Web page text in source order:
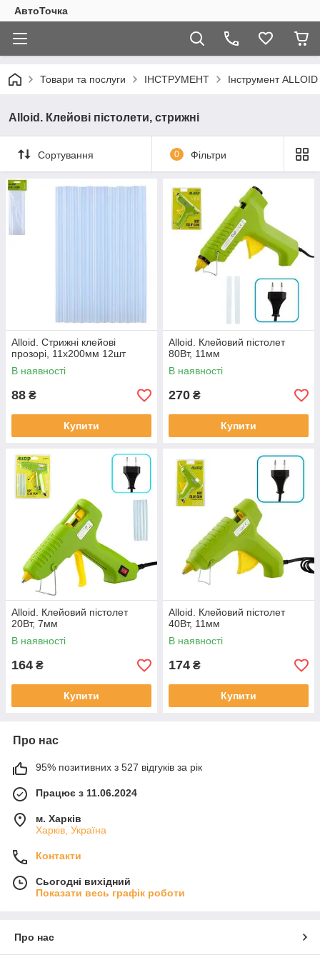
АвтоТочка
Товари та послуги ІНСТРУМЕНТ Інструмент
Alloid. Клейові пістолети, стрижні
Сортування 0 Фільтри
Alloid. Стрижні клейові
прозорі, 11х200мм 12шт
В наявності
88 ₴
Купити
Alloid. Клейовий пістолет
80Вт, 11мм
В наявності
270 ₴
Купити
Alloid. Клейовий пістолет
20Вт, 7мм
В наявності
164 ₴
Купити
Alloid. Клейовий пістолет
40Вт, 11мм
В наявності
174 ₴
Купити
Про нас
95% позитивних з 527 відгуків за рік
Працює з 11.06.2024
м. Харків
Харків, Україна
Контакти
Сьогодні вихідний
Показати весь графік роботи
Про нас